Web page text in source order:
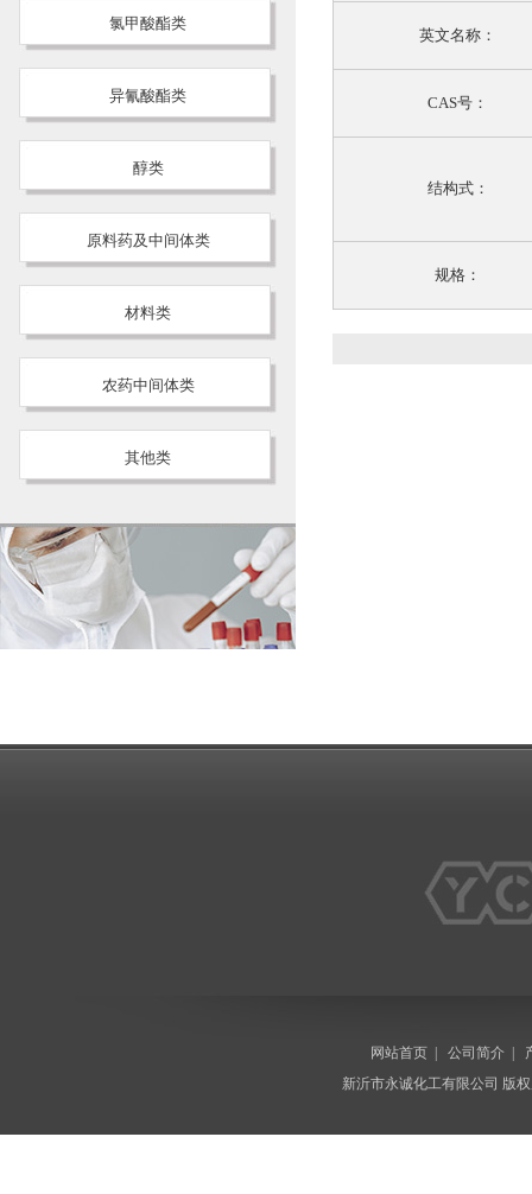
氯甲酸酯类
异氰酸酯类
醇类
原料药及中间体类
材料类
农药中间体类
其他类
英文名称：
CAS号：
结构式：
规格：
网站首页| 公司简介|
新沂市永诚化工有限公司 版